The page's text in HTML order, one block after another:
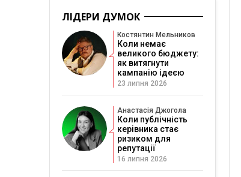
ЛІДЕРИ ДУМОК
Костянтин Мельников
Коли немає
великого бюджету:
як витягнути
кампанію ідеєю
23 липня 2026
Анастасія Джогола
Коли публічність
керівника стає
ризиком для
репутації
16 липня 2026